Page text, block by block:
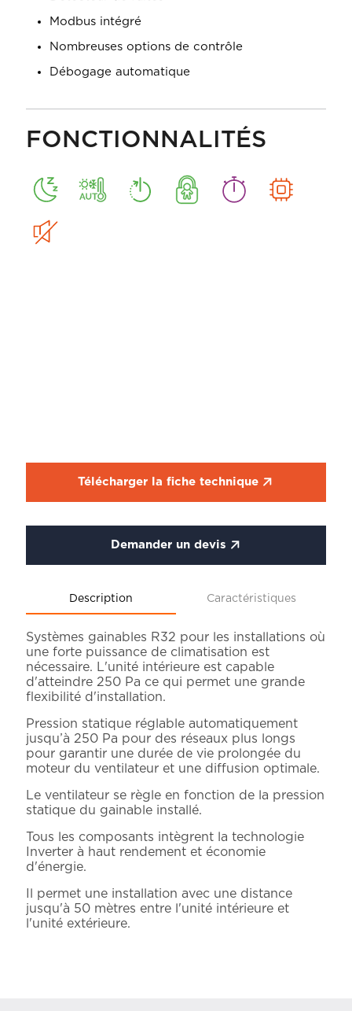
Modbus intégré
Nombreuses options de contrôle
Débogage automatique
FONCTIONNALITÉS
Télécharger la fiche technique
Demander un devis
Description Caractéristiques
Systèmes gainables R32 pour les installations où
une forte puissance de climatisation est
nécessaire. L'unité intérieure est capable
d'atteindre 250 Pa ce qui permet une grande
flexibilité d'installation.
Pression statique réglable automatiquement
jusqu’à 250 Pa pour des réseaux plus longs
pour garantir une durée de vie prolongée du
moteur du ventilateur et une diffusion optimale.
Le ventilateur se règle en fonction de la pression
statique du gainable installé.
Tous les composants intègrent la technologie
Inverter à haut rendement et économie
d'énergie.
Il permet une installation avec une distance
jusqu'à 50 mètres entre l'unité intérieure et
l'unité extérieure.